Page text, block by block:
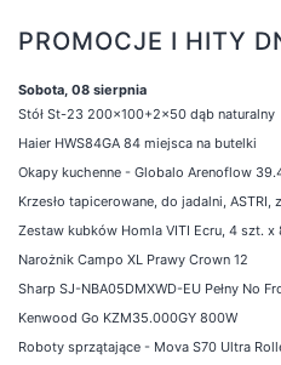
PROMOCJE I HITY
Sobota, 08 sierpnia
Stół St-23 200x100+2x50 dąb naturalny
Haier HWS84GA 84 miejsca na butelki
Okapy kuchenne - Globalo Arenoflow
Krzesło tapicerowane, do jadalni, ASTRI,
Zestaw kubków Homla VITI Ecru, 4 szt. x
Narożnik Campo XL Prawy Crown 12
Sharp SJ-NBA05DMXWD-EU Pełny No
Kenwood Go KZM35.000GY 800W
Roboty sprzątające - Mova S70 Ultra